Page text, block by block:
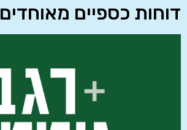
דוחות כספיים מאוחדים 10866